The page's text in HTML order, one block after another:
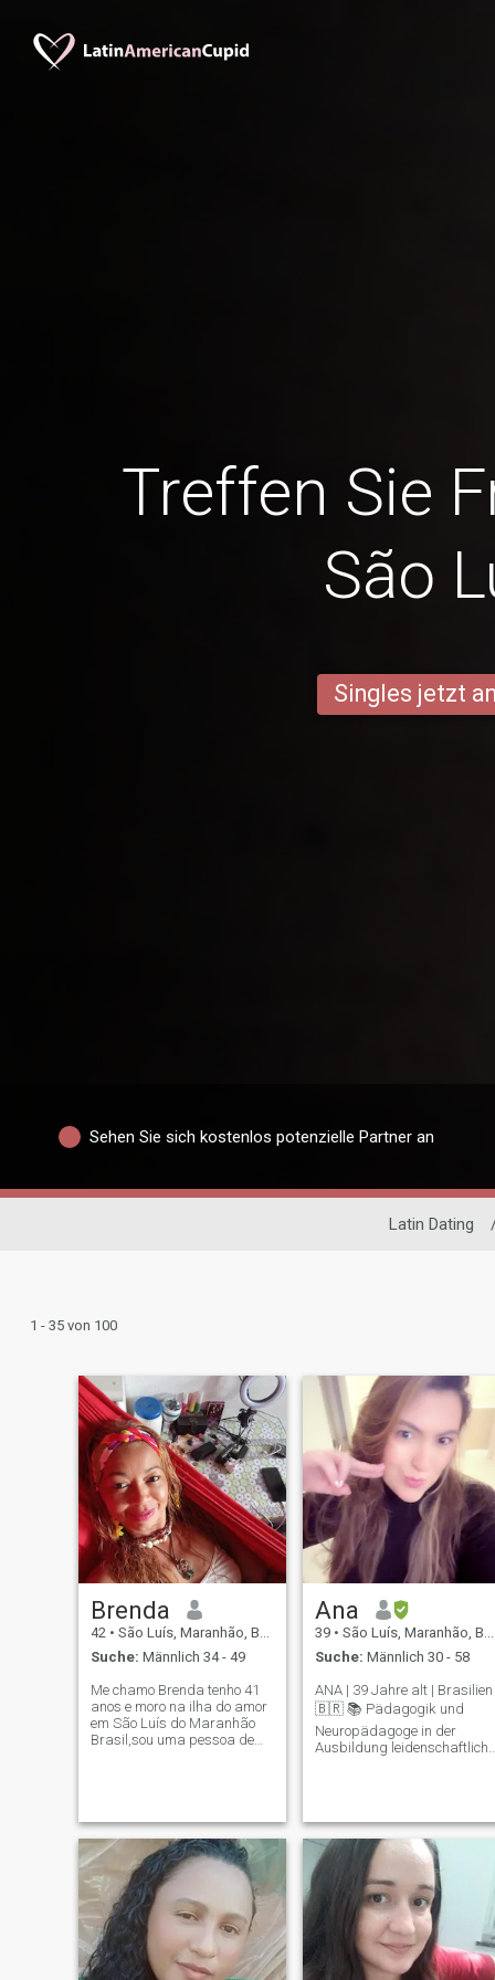
Treffen Sie
São
Singles jetzt
Sehen Sie sich kostenlos potenzielle Partner an
Latin Dating
1 - 35 von 100
Brenda
42 • São Luís, Maranhão, Brasilien
Suche: Männlich 34 - 49
Me chamo Brenda tenho 41
anos e moro na ilha do amor
em São Luís do Maranhão
Brasil,sou uma pessoa de
personalidade forte. Em fim
sou independente moro co
Ana
39 • São Luís, Maranhão, Brasilien
Suche: Männlich 30 - 58
ANA | 39 Jahre alt | Brasilien
🇧🇷 📚 Pädagogik und
Neuropädagoge in der
Ausbildung leidenschaftlich
man etwas Neues lernen. 🎨
kreativ, ich liebe Kunst,
Musik und Fotografie. Nichts
ist besser als eine gute
Unterhaltung bei Kaffee und
echtes Lachen. 🌿 Ich liebe
es, draußen zu sein, neue
Orte zu erkunden und
besondere Momente zu